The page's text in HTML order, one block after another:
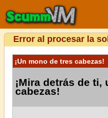
Error al procesar la
¡Un mono de tres cabezas!
¡Mira detrás de ti,
cabezas!